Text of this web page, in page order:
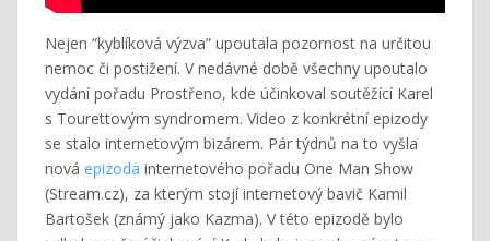
Nejen “kyblíková výzva” upoutala pozornost na určitou
nemoc či postižení. V nedávné době všechny upoutalo
vydání pořadu Prostřeno, kde účinkoval soutěžící Karel
s Tourettovým syndromem. Video z konkrétní epizody
se stalo internetovým bizárem. Pár týdnů na to vyšla
nová epizoda internetového pořadu One Man Show
(Stream.cz), za kterým stojí internetový bavič Kamil
Bartošek (známý jako Kazma). V této epizodě bylo